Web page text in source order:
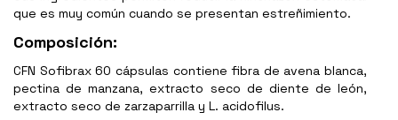
que es muy común cuando se presentan estreñimiento.
Composición:
CFN Sofibrax 60 cápsulas contiene fibra de avena blanca,
pectina de manzana, extracto seco de diente de león,
extracto seco de zarzaparrilla y L. acidofilus.